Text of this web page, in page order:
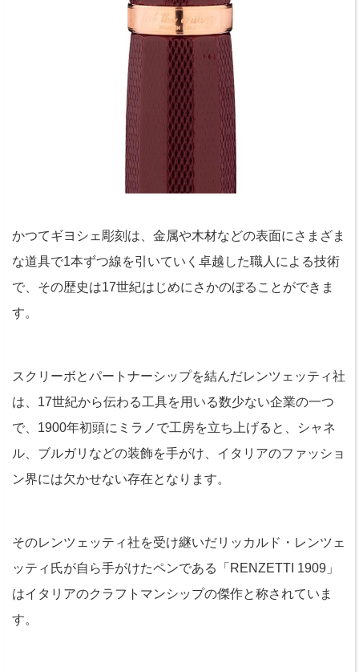
かつてギヨシェ彫刻は、金属や木材などの表面にさまざま
な道具で1本ずつ線を引いていく卓越した職人による技術
で、その歴史は17世紀はじめにさかのぼることができま
す。
スクリーボとパートナーシップを結んだレンツェッティ社
は、17世紀から伝わる工具を用いる数少ない企業の一つ
で、1900年初頭にミラノで工房を立ち上げると、シャネ
ル、ブルガリなどの装飾を手がけ、イタリアのファッショ
ン界には欠かせない存在となります。
そのレンツェッティ社を受け継いだリッカルド・レンツェ
ッティ氏が自ら手がけたペンである「RENZETTI 1909」
はイタリアのクラフトマンシップの傑作と称されていま
す。